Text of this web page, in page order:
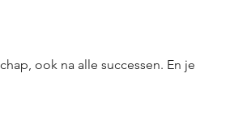
ook na alle successen. En je